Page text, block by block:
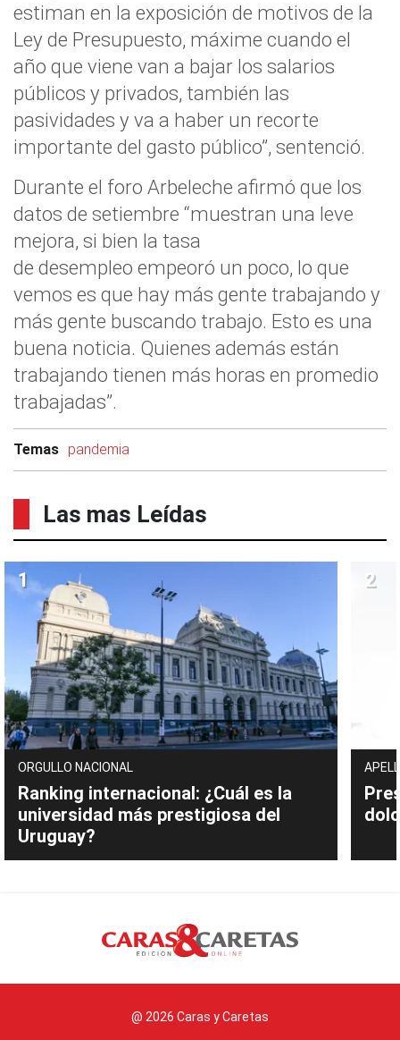
estiman en la exposición de motivos de la
Ley de Presupuesto, máxime cuando el
año que viene van a bajar los salarios
públicos y privados, también las
pasividades y va a haber un recorte
importante del gasto público”, sentenció.
Durante el foro Arbeleche afirmó que los
datos de setiembre “muestran una leve
mejora, si bien la tasa
de desempleo empeoró un poco, lo que
vemos es que hay más gente trabajando y
más gente buscando trabajo. Esto es una
buena noticia. Quienes además están
trabajando tienen más horas en promedio
trabajadas”.
Temas pandemia
Las mas Leídas
ORGULLO NACIONAL
Ranking internacional: ¿Cuál es la
universidad más prestigiosa del
Uruguay?
@ 2026 Caras y Caretas